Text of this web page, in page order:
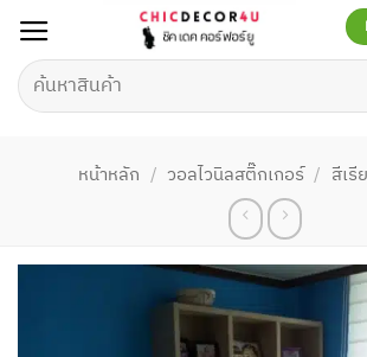
เนื้อหา
ค้นหา:
หน้าหลัก / วอลไวนิลสติ๊กเกอร์ / สีเรี